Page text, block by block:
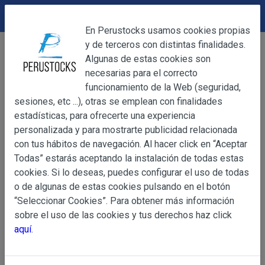
Alimentación
Postres y Dulces
Paneton Blanca Flor 900g
OBJETO
Información
Básica
sobre
de Datos
OBJETO
Las presentes Condiciones Generales regulan la
web www.perustocks.es, del que es titular ALBERT
YACARINE (en adelante, PERUSTOCKS).
La adquisición de cualesquiera de los productos
DEVOLUCIONES
En Perustocks usamos cookies propias
y de terceros con distintas finalidades.
Algunas de estas cookies son
necesarias para el correcto
funcionamiento de la Web (seguridad,
sesiones, etc ...), otras se emplean con finalidades
estadísticas, para ofrecerte una experiencia
personalizada y para mostrarte publicidad relacionada
con tus hábitos de navegación. Al hacer click en “Aceptar
Todas” estarás aceptando la instalación de todas estas
cookies. Si lo deseas, puedes configurar el uso de todas
o de algunas de estas cookies pulsando en el botón
“Seleccionar Cookies”. Para obtener más información
sobre el uso de las cookies y tus derechos haz click
aquí.